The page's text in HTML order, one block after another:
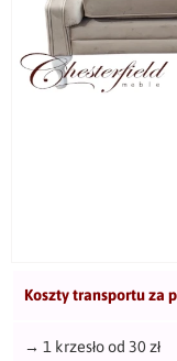
Koszty transportu za
→ 1 krzesło od 30 zł